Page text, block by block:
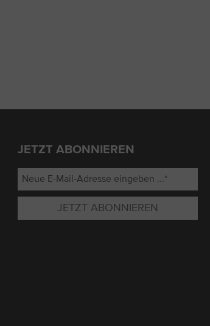
JETZT ABONNIEREN
JETZT ABONNIEREN